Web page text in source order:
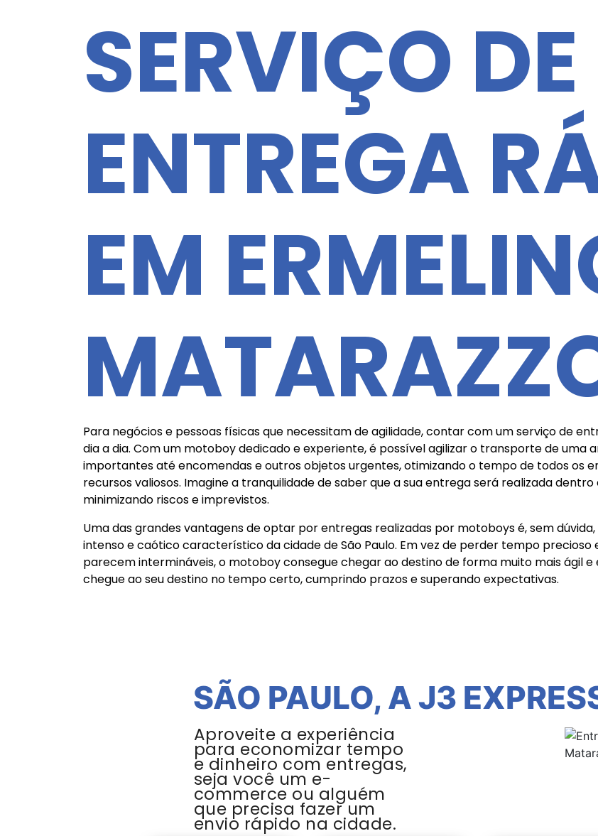
SERVIÇO DE
ENTREGA
EM
Para negócios e pessoas físicas que necessitam de agilidade, contar com um serviço de
dia a dia. Com um motoboy dedicado e experiente, é possível agilizar o transporte de uma
importantes até encomendas e outros objetos urgentes, otimizando o tempo de todos os
recursos valiosos. Imagine a tranquilidade de saber que a sua entrega será realizada
minimizando riscos e imprevistos.
Uma das grandes vantagens de optar por entregas realizadas por motoboys é, sem
intenso e caótico característico da cidade de São Paulo. Em vez de perder tempo
parecem intermináveis, o motoboy consegue chegar ao destino de forma muito mais ágil
chegue ao seu destino no tempo certo, cumprindo prazos e superando expectativas.
SÃO PAULO, A J3
Aproveite a experiência
para economizar tempo
e dinheiro com entregas,
seja você um e-
commerce ou alguém
que precisa fazer um
envio rápido na cidade.